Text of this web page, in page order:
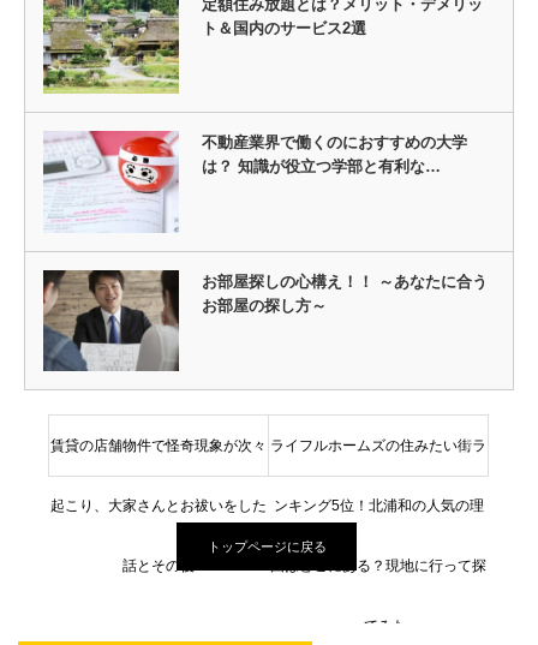
定額住み放題とは？メリット・デメリッ
ト＆国内のサービス2選
不動産業界で働くのにおすすめの大学
は？ 知識が役立つ学部と有利な…
お部屋探しの心構え！！ ～あなたに合う
お部屋の探し方～
賃貸の店舗物件で怪奇現象が次々
起こり、大家さんとお祓いをした
話とその後
ライフルホームズの住みたい街ラ
ンキング5位！北浦和の人気の理
由はどこにある？現地に行って探
ってみた
トップページに戻る